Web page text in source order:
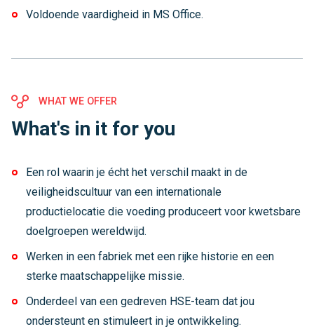
Voldoende vaardigheid in MS Office.
WHAT WE OFFER
What's in it for you
Een rol waarin je écht het verschil maakt in de
veiligheidscultuur van een internationale
productielocatie die voeding produceert voor kwetsbare
doelgroepen wereldwijd.
Werken in een fabriek met een rijke historie en een
sterke maatschappelijke missie.
Onderdeel van een gedreven HSE-team dat jou
ondersteunt en stimuleert in je ontwikkeling.